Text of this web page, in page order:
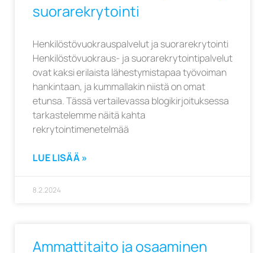
suorarekrytointi
Henkilöstövuokrauspalvelut ja suorarekrytointi
Henkilöstövuokraus- ja suorarekrytointipalvelut
ovat kaksi erilaista lähestymistapaa työvoiman
hankintaan, ja kummallakin niistä on omat
etunsa. Tässä vertailevassa blogikirjoituksessa
tarkastelemme näitä kahta
rekrytointimenetelmää
LUE LISÄÄ »
8.2.2024
Ammattitaito ja osaaminen